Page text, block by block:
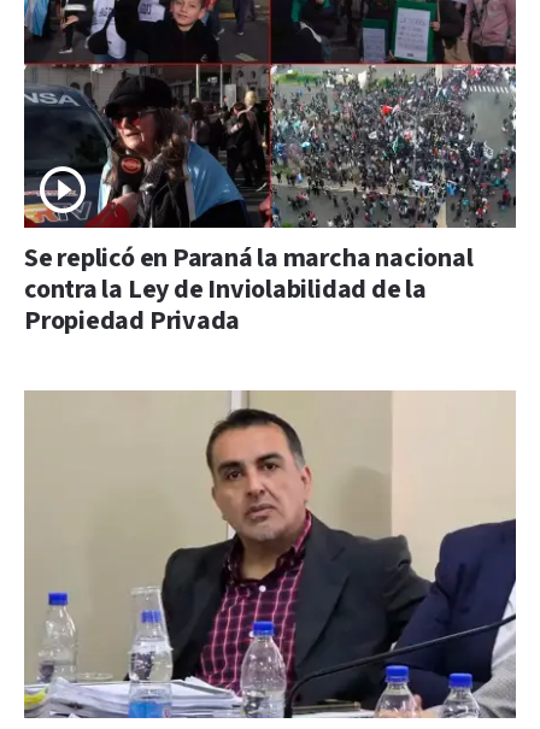
Se replicó en Paraná la marcha nacional
contra la Ley de Inviolabilidad de la
Propiedad Privada